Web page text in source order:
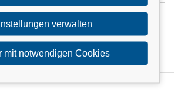
verwalten
mit notwendigen Cookies